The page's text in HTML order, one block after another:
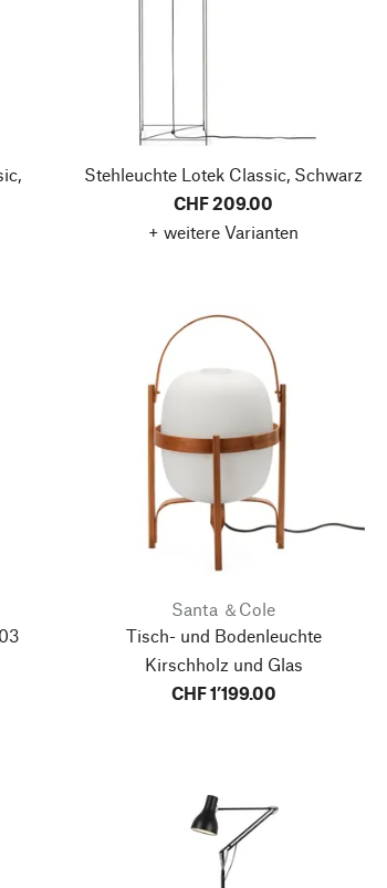
Stehleuchte Lotek Classic, Schwarz
CHF 209.00
+ weitere Varianten
Santa ＆Cole
Tisch- und Bodenleuchte
Kirschholz und Glas
CHF 1’199.00